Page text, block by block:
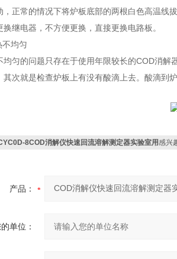
，正常的情况下将炉板底部的两根白色高温线
换继电器，不方便更换，直接更换电路板。
不均匀
均匀的问题只存在于使用年限较长的COD消
其次就是检查炉板上有没有酸滴上去。酸滴到
8COD消解仪快速回流溶解测定器实验室用感兴
产品：
单位：